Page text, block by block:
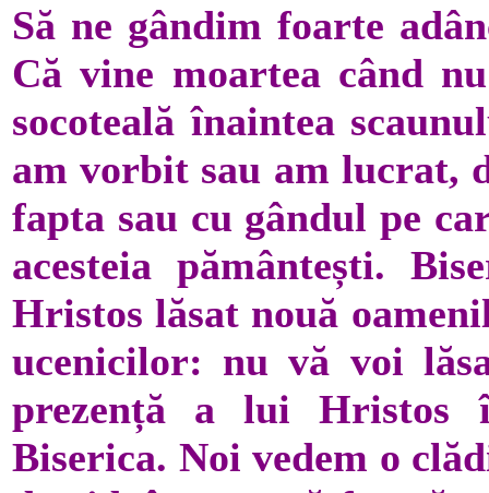
Să ne gândim foarte
Că vine moartea când
socoteală înaintea
am vorbit sau am lucrat,
fapta sau cu gândul pe
acesteia pământești.
Hristos lăsat nouă
ucenicilor: nu vă voi
prezență a lui Hristos
Biserica. Noi vedem o